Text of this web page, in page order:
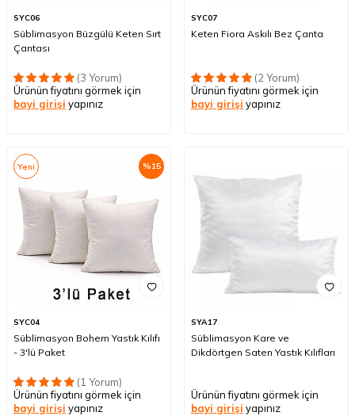
SYC06
Süblimasyon Büzgülü Keten Sırt
Çantası
(3 Yorum)
Ürünün fiyatını görmek için
bayi girişi yapınız
SYC07
Keten Fiora Askılı Bez Çanta
(2 Yorum)
Ürünün fiyatını görmek için
bayi girişi yapınız
%15
Yeni
SYC04
Süblimasyon Bohem Yastık Kılıfı
- 3'lü Paket
(1 Yorum)
Ürünün fiyatını görmek için
bayi girişi yapınız
SYA17
Süblimasyon Kare ve
Dikdörtgen Saten Yastık Kılıfları
Ürünün fiyatını görmek için
bayi girişi yapınız